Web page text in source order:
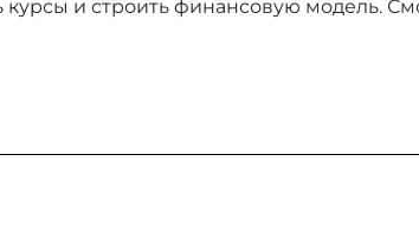
и строить финансовую модель.